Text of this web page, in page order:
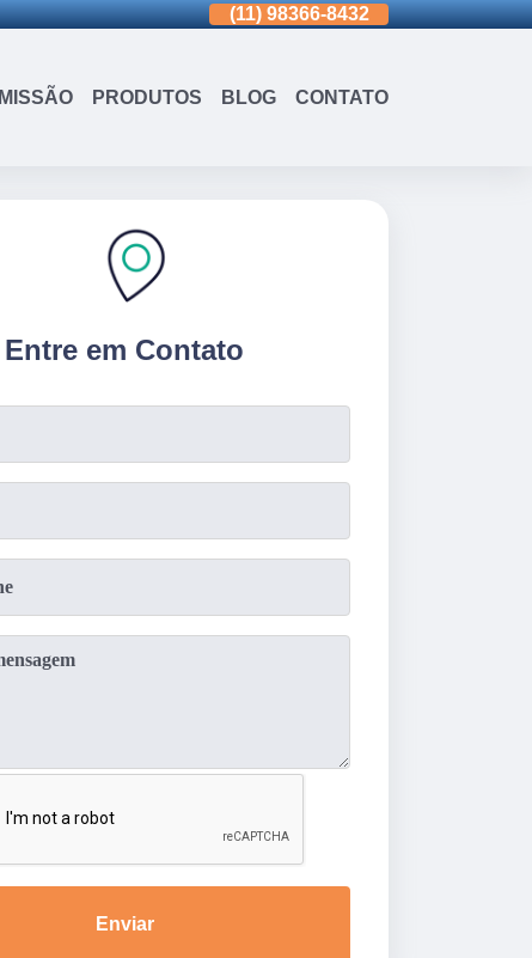
(11)3963-0036 (11) 98366-8432 (15)3326-9334
MISSÃO PRODUTOS BLOG CONTATO
Entre em Contato
Enviar